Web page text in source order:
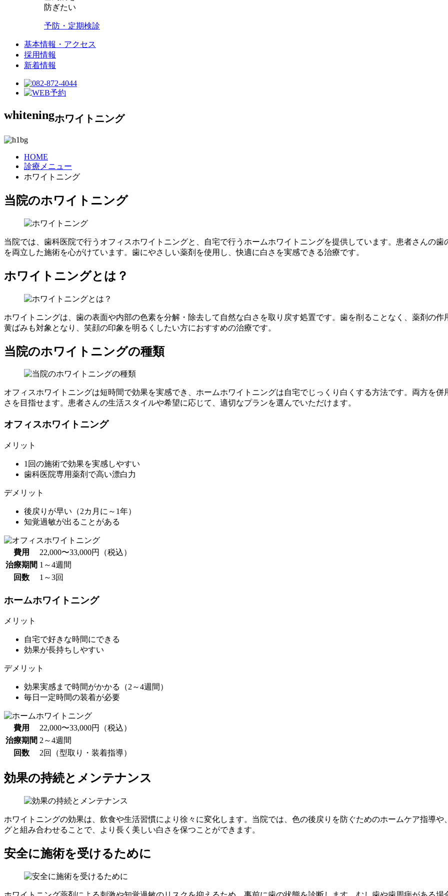
防ぎたい
予防・定期検診
基本情報・アクセス
採用情報
新着情報
whiteningホワイトニング
HOME
診療メニュー
ホワイトニング
当院のホワイトニング
当院では、歯科医院で行うオフィスホワイトニングと、自宅で行うホームホワイトニングを提供しています。患者さんの
を両立した施術を心がけています。歯にやさしい薬剤を使用し、快適に白さを実感できる治療です。
ホワイトニングとは？
ホワイトニングは、歯の表面や内部の色素を分解・除去して自然な白さを取り戻す処置です。歯を削ることなく、薬剤の
黄ばみも対象となり、笑顔の印象を明るくしたい方におすすめの治療です。
当院のホワイトニングの種類
オフィスホワイトニングは短時間で効果を実感でき、ホームホワイトニングは自宅でじっくり白くする方法です。両方を
さを目指せます。患者さんの生活スタイルや希望に応じて、適切なプランを選んでいただけます。
オフィスホワイトニング
メリット
1回の施術で効果を実感しやすい
歯科医院専用薬剤で高い漂白力
デメリット
後戻りが早い（2カ月に～1年）
知覚過敏が出ることがある
費用
22,000〜33,000円（税込）
治療期間 1～4週間
回数
1～3回
ホームホワイトニング
メリット
自宅で好きな時間にできる
効果が長持ちしやすい
デメリット
効果実感まで時間がかかる（2～4週間）
毎日一定時間の装着が必要
費用
22,000〜33,000円（税込）
治療期間 2～4週間
回数
2回（型取り・装着指導）
効果の持続とメンテナンス
ホワイトニングの効果は、飲食や生活習慣により徐々に変化します。当院では、色の後戻りを防ぐためのホームケア指導
グと組み合わせることで、より長く美しい白さを保つことができます。
安全に施術を受けるために